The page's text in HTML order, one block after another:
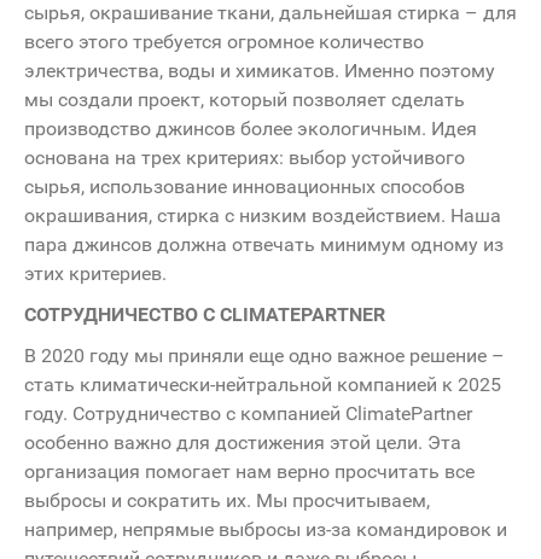
сырья, окрашивание ткани, дальнейшая стирка – для
всего этого требуется огромное количество
электричества, воды и химикатов. Именно поэтому
мы создали проект, который позволяет сделать
производство джинсов более экологичным. Идея
основана на трех критериях: выбор устойчивого
сырья, использование инновационных способов
окрашивания, стирка с низким воздействием. Наша
пара джинсов должна отвечать минимум одному из
этих критериев.
СОТРУДНИЧЕСТВО С CLIMATEPARTNER
В 2020 году мы приняли еще одно важное решение –
стать климатически-нейтральной компанией к 2025
году. Сотрудничество с компанией ClimatePartner
особенно важно для достижения этой цели. Эта
организация помогает нам верно просчитать все
выбросы и сократить их. Мы просчитываем,
например, непрямые выбросы из-за командировок и